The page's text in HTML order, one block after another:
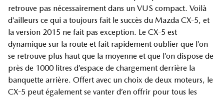
retrouve pas nécessairement dans un VUS compact. Voilà
d’ailleurs ce qui a toujours fait le succès du Mazda CX-5, et
la version 2015 ne fait pas exception. Le CX-5 est
dynamique sur la route et fait rapidement oublier que l’on
se retrouve plus haut que la moyenne et que l’on dispose de
près de 1000 litres d’espace de chargement derrière la
banquette arrière. Offert avec un choix de deux moteurs, le
CX-5 peut également se vanter d’en offrir pour tous les